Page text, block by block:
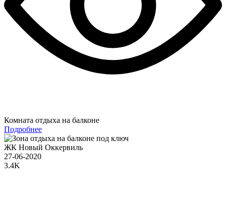
Комната отдыха на балконе
Подробнее
ЖК Новый Оккервиль
27-06-2020
3.4K